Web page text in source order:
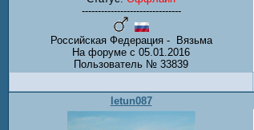
-------------------------------
Российская Федерация - Вязьма
На форуме с 05.01.2016
Пользователь № 33839
letun087